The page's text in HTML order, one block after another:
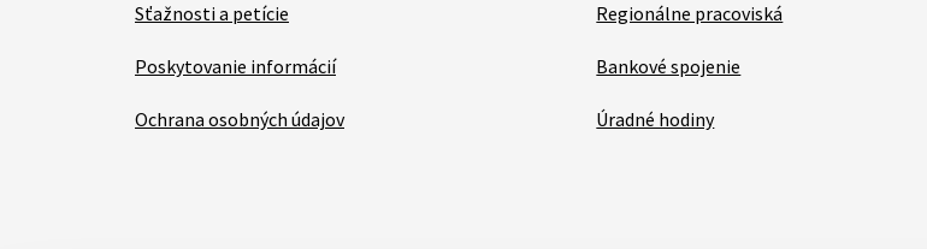
Sťažnosti a petície
Poskytovanie informácií
Ochrana osobných údajov
Regionálne pracoviská
Bankové spojenie
Úradné hodiny